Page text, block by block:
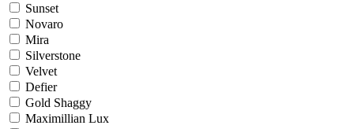
Sunset
Novaro
Mira
Silverstone
Velvet
Defier
Gold Shaggy
Maximillian Lux